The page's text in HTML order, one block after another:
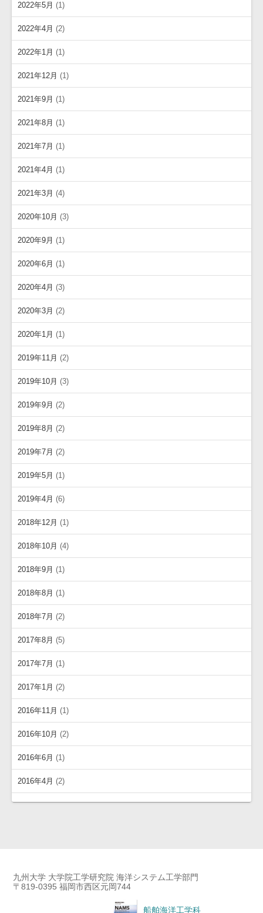
2022年5月 (1)
2022年4月 (2)
2022年1月 (1)
2021年12月 (1)
2021年9月 (1)
2021年8月 (1)
2021年7月 (1)
2021年4月 (1)
2021年3月 (4)
2020年10月 (3)
2020年9月 (1)
2020年6月 (1)
2020年4月 (3)
2020年3月 (2)
2020年1月 (1)
2019年11月 (2)
2019年10月 (3)
2019年9月 (2)
2019年8月 (2)
2019年7月 (2)
2019年5月 (1)
2019年4月 (6)
2018年12月 (1)
2018年10月 (4)
2018年9月 (1)
2018年8月 (1)
2018年7月 (2)
2017年8月 (5)
2017年7月 (1)
2017年1月 (2)
2016年11月 (1)
2016年10月 (2)
2016年6月 (1)
2016年4月 (2)
九州大学 大学院工学研究院 海洋システム工学部門
〒819-0395 福岡市西区元岡744
船舶海洋工学科